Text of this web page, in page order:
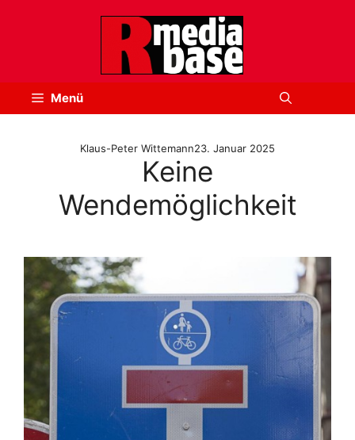
Menü
Klaus-Peter Wittemann23. Januar 2025
Keine
Wendemöglichkeit